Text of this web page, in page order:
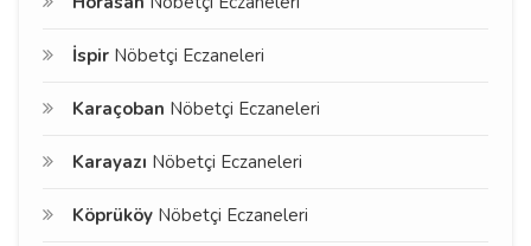
İspir Nöbetçi Eczaneleri
Karaçoban Nöbetçi Eczaneleri
Karayazı Nöbetçi Eczaneleri
Köprüköy Nöbetçi Eczaneleri